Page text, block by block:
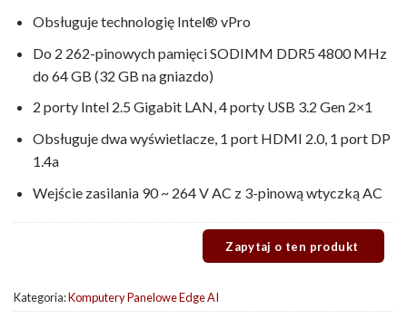
Obsługuje technologię Intel® vPro
Do 2 262-pinowych pamięci SODIMM DDR5 4800 MHz
do 64 GB (32 GB na gniazdo)
2 porty Intel 2.5 Gigabit LAN, 4 porty USB 3.2 Gen 2×1
Obsługuje dwa wyświetlacze, 1 port HDMI 2.0, 1 port DP
1.4a
Wejście zasilania 90 ~ 264 V AC z 3-pinową wtyczką AC
Kategoria:Komputery Panelowe Edge AI